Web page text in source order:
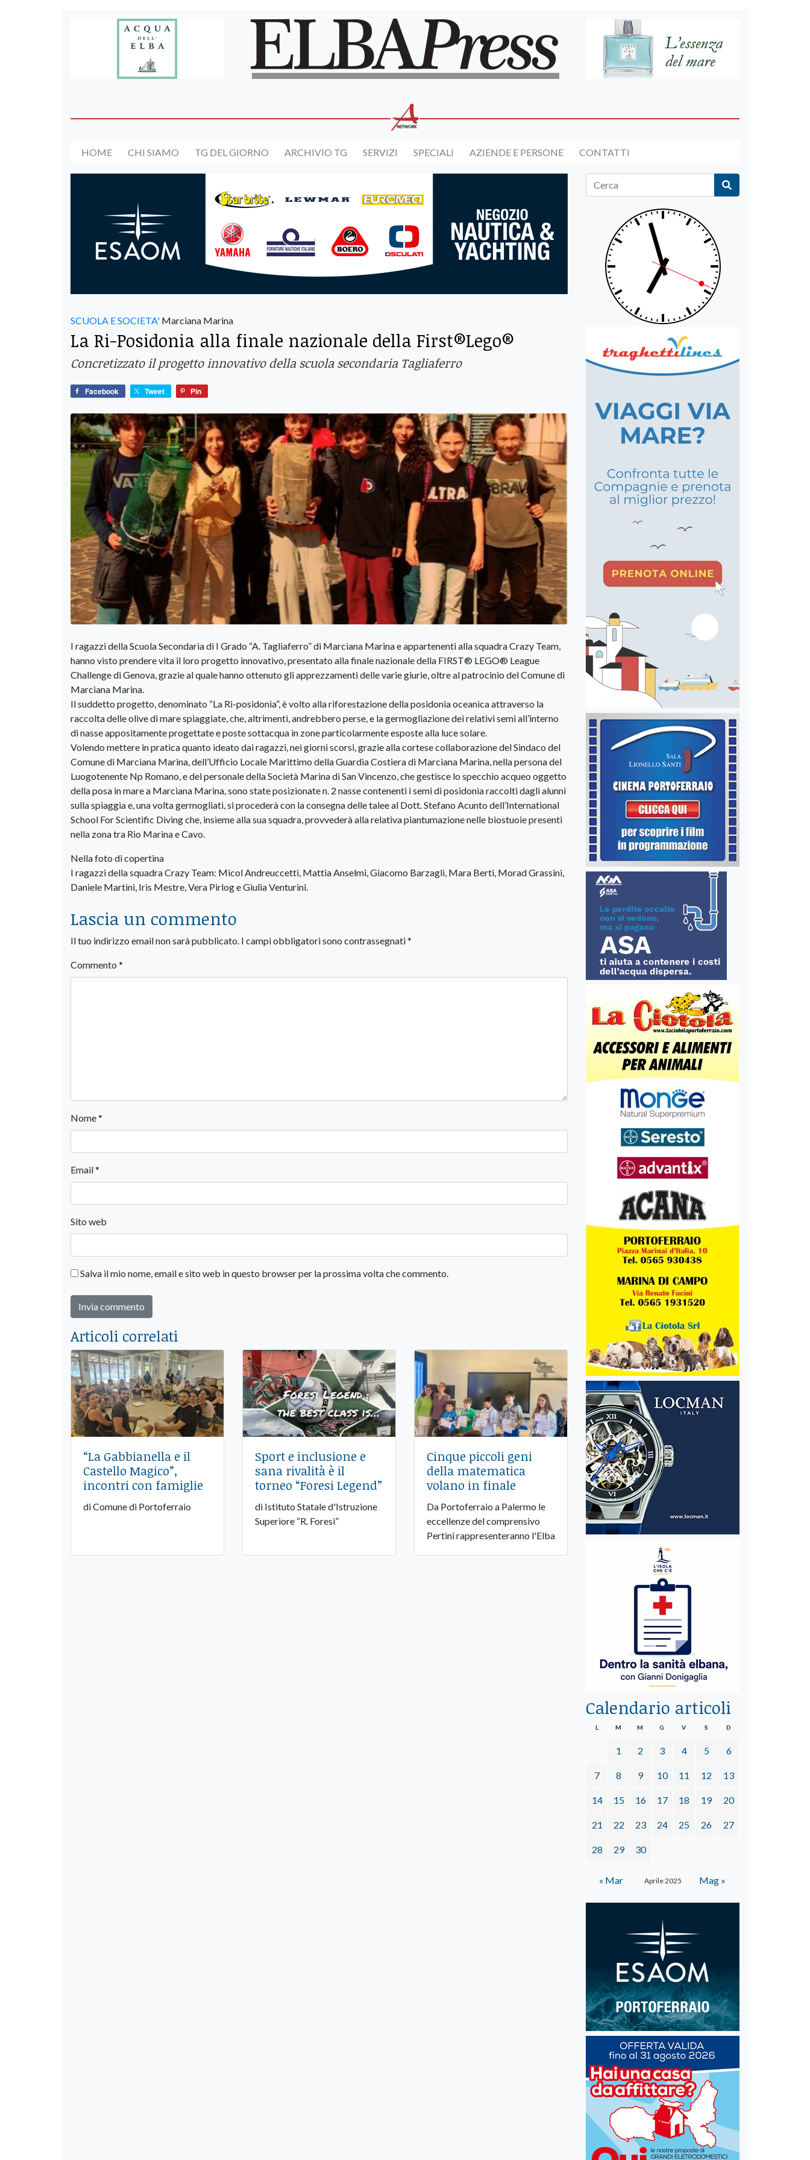
HOME CHI SIAMO TG DEL GIORNO ARCHIVIO TG SERVIZI SPECIALI AZIENDE E PERSONE CONTATTI
SCUOLA E SOCIETA' Marciana Marina
La Ri-Posidonia alla finale nazionale della First®Lego®
Concretizzato il progetto innovativo della scuola secondaria Tagliaferro
Facebook Tweet Pin
I ragazzi della Scuola Secondaria di I Grado “A. Tagliaferro” di Marciana Marina e appartenenti alla squadra Crazy Team,
hanno visto prendere vita il loro progetto innovativo, presentato alla finale nazionale della FIRST® LEGO® League
Challenge di Genova, grazie al quale hanno ottenuto gli apprezzamenti delle varie giurie, oltre al patrocinio del Comune di
Marciana Marina.
Il suddetto progetto, denominato “La Ri-posidonia”, è volto alla riforestazione della posidonia oceanica attraverso la
raccolta delle olive di mare spiaggiate, che, altrimenti, andrebbero perse, e la germogliazione dei relativi semi all’interno
di nasse appositamente progettate e poste sottacqua in zone particolarmente esposte alla luce solare.
Volendo mettere in pratica quanto ideato dai ragazzi, nei giorni scorsi, grazie alla cortese collaborazione del Sindaco del
Comune di Marciana Marina, dell’Ufficio Locale Marittimo della Guardia Costiera di Marciana Marina, nella persona del
Luogotenente Np Romano, e del personale della Società Marina di San Vincenzo, che gestisce lo specchio acqueo oggetto
della posa in mare a Marciana Marina, sono state posizionate n. 2 nasse contenenti i semi di posidonia raccolti dagli alunni
sulla spiaggia e, una volta germogliati, si procederà con la consegna delle talee al Dott. Stefano Acunto dell’International
School For Scientific Diving che, insieme alla sua squadra, provvederà alla relativa piantumazione nelle biostuoie presenti
nella zona tra Rio Marina e Cavo.
Nella foto di copertina
I ragazzi della squadra Crazy Team: Micol Andreuccetti, Mattia Anselmi, Giacomo Barzagli, Mara Berti, Morad Grassini,
Daniele Martini, Iris Mestre, Vera Pirlog e Giulia Venturini.
Lascia un commento
Il tuo indirizzo email non sarà pubblicato. I campi obbligatori sono contrassegnati*
Commento *
Nome*
Email*
Sito web
Salva il mio nome, email e sito web in questo browser per la prossima volta che commento.
Articoli correlati
“La Gabbianella e il
Castello Magico”,
incontri con famiglie
di Comune di Portoferraio
Sport e inclusione e
sana rivalità è il
torneo “Foresi Legend”
di Istituto Statale d'Istruzione
Superiore “R. Foresi”
Cinque piccoli geni
della matematica
volano in finale
Da Portoferraio a Palermo le
eccellenze del comprensivo
Pertini rappresenteranno l'Elba
Calendario articoli
Aprile 2025
L M M G V S D
1 2 3 4 5 6
7 8 9 10 11 12 13
14 15 16 17 18 19 20
21 22 23 24 25 26 27
28 29 30
« Mar Mag »